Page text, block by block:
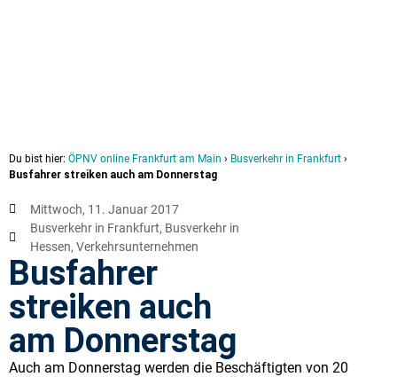
Du bist hier: ÖPNV online Frankfurt am Main › Busverkehr in Frankfurt ›
Busfahrer streiken auch am Donnerstag
Mittwoch, 11. Januar 2017
Busverkehr in Frankfurt, Busverkehr in
Hessen, Verkehrsunternehmen
Busfahrer
streiken auch
am Donnerstag
Auch am Donnerstag werden die Beschäftigten von 20